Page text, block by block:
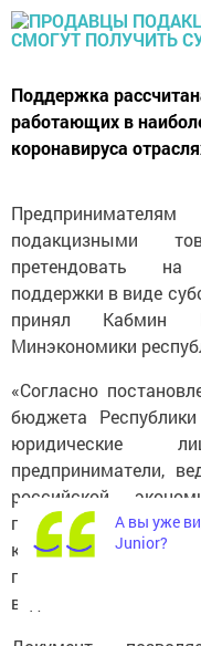
Поддержка
работающих в
коронавируса
подакцизными
претендовать на
поддержки в виде
принял Кабмин
Минэкономики
«Согласно
бюджета
юридические
предприниматели,
российской
пострадавших
коронавирусной
подакцизный вид
ведомстве.
А вы уже
Junior?